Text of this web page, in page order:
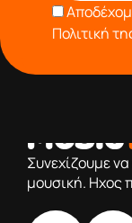
Πολιτική
Συνεχίζουμε
μουσική. Ηχος